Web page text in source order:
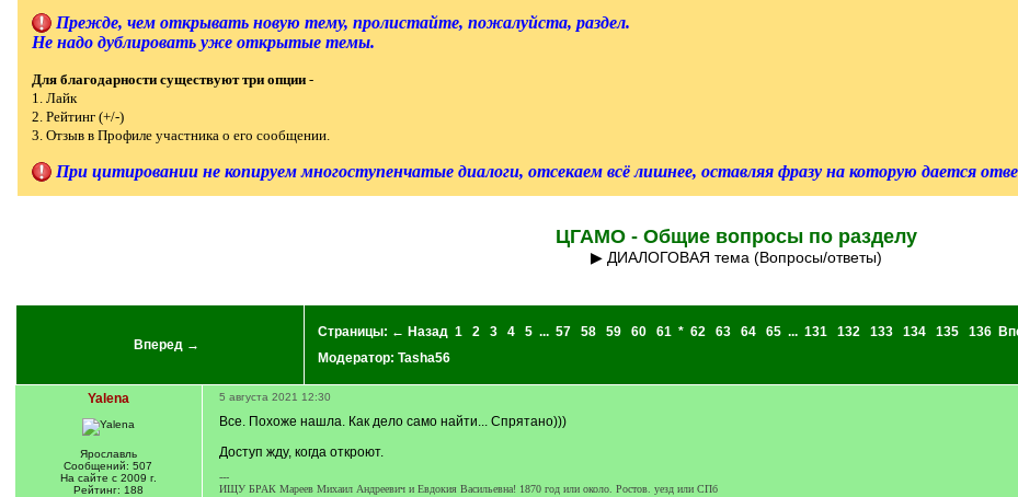
]
Прежде, чем открывать новую тему, пролистайте, пожалуйста, раздел.
Не надо дублировать уже открытые темы.
Для благодарности существуют три опции -
1. Лайк
2. Рейтинг (+/-)
3. Отзыв в Профиле участника о его сообщении.
При цитировании не копируем многоступенчатые диалоги, отсекаем всё лишнее, оставляя фразу на которую дается
ЦГАМО - Общие вопросы по разделу
▶ ДИАЛОГОВАЯ тема (Вопросы/ответы)
Вперед →
Страницы: ← Назад 1 2 3 4 5 ... 57 58 59 60 61 * 62 63 64 65 ... 131 132 133 134 135 136
Модератор: Tasha56
Yalena
Ярославль
Сообщений: 507
На сайте с 2009 г.
Рейтинг: 188
5 августа 2021 12:30
Все. Похоже нашла. Как дело само найти... Спрятано)))
Доступ жду, когда откроют.
---
ИЩУ БРАК Мареев Михаил Андреевич и Евдокия Васильевна! 1870 год или около. Ростов. уезд или СПб